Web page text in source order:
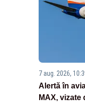
7 aug. 2026,
Alertă în
MAX,